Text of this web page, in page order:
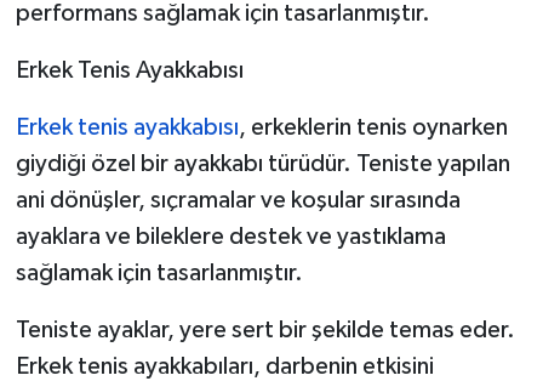
performans sağlamak için tasarlanmıştır.
Erkek Tenis Ayakkabısı
Erkek tenis ayakkabısı, erkeklerin tenis oynarken
giydiği özel bir ayakkabı türüdür. Teniste yapılan
ani dönüşler, sıçramalar ve koşular sırasında
ayaklara ve bileklere destek ve yastıklama
sağlamak için tasarlanmıştır.
Teniste ayaklar, yere sert bir şekilde temas eder.
Erkek tenis ayakkabıları, darbenin etkisini